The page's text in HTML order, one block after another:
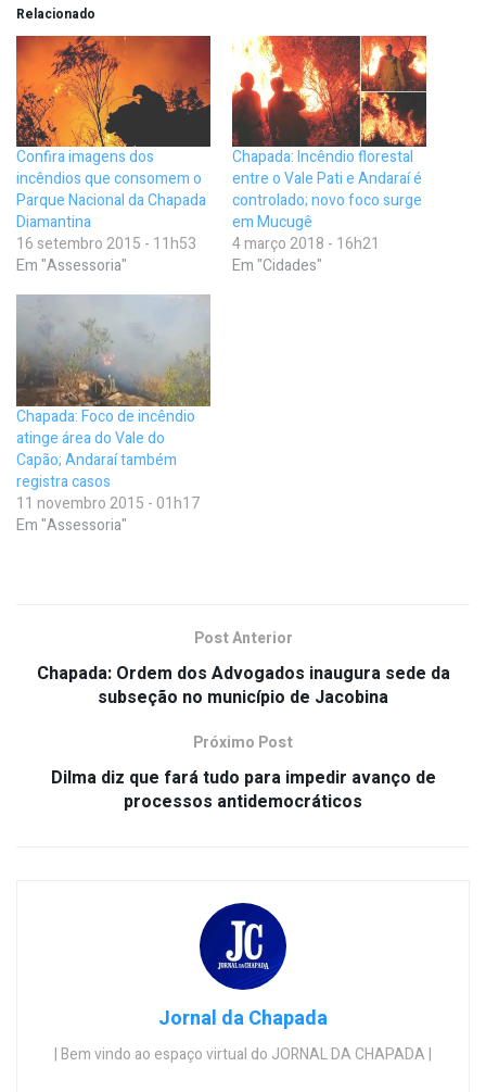
Relacionado
Confira imagens dos
incêndios que consomem o
Parque Nacional da Chapada
Diamantina
16 setembro 2015 - 11h53
Em "Assessoria"
Chapada: Incêndio florestal
entre o Vale Pati e Andaraí é
controlado; novo foco surge
em Mucugê
4 março 2018 - 16h21
Em "Cidades"
Chapada: Foco de incêndio
atinge área do Vale do
Capão; Andaraí também
registra casos
11 novembro 2015 - 01h17
Em "Assessoria"
Post Anterior
Chapada: Ordem dos Advogados inaugura sede da
subseção no município de Jacobina
Próximo Post
Dilma diz que fará tudo para impedir avanço de
processos antidemocráticos
Jornal da Chapada
| Bem vindo ao espaço virtual do JORNAL DA CHAPADA |